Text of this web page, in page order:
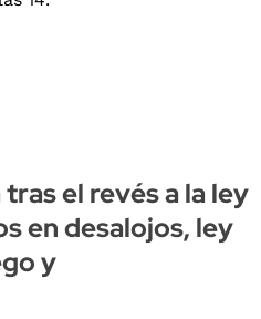
el revés a la ley
en desalojos, ley
y